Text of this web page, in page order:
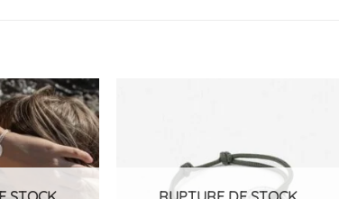
Ajouter
à la
liste
d’envies
d’envies